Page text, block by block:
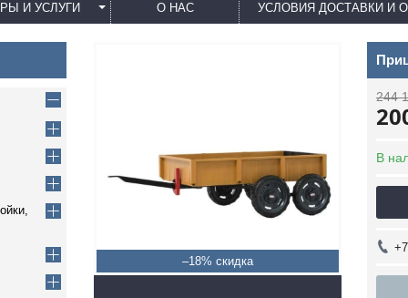
И УСЛУГИ О НАС УСЛОВИЯ ДОСТАВКИ И
–18%
244
В